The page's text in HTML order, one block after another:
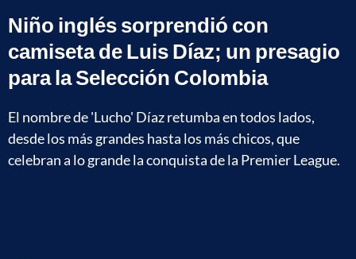
Niño inglés sorprendió con
camiseta de Luis Díaz; un presagio
para la Selección Colombia
El nombre de 'Lucho' Díaz retumba en todos lados,
desde los más grandes hasta los más chicos, que
celebran a lo grande la conquista de la Premier League.